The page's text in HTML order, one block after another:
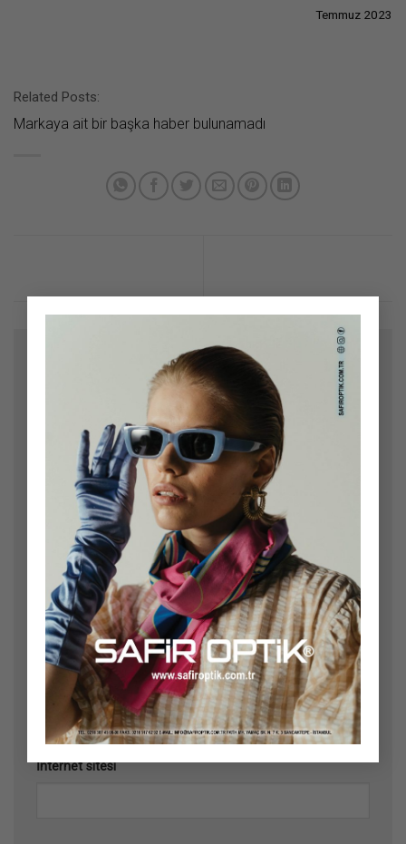
×
Temmuz 2023
Related Posts:
Markaya ait bir başka haber bulunamadı
E-posta adresiniz yayınlanmayacak. Gerekli alanlar
ile işaretlenmişlerdir
*
Ad*
E-posta *
İnternet sitesi